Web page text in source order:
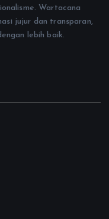
Wartacana
jujur dan transparan,
lebih baik.